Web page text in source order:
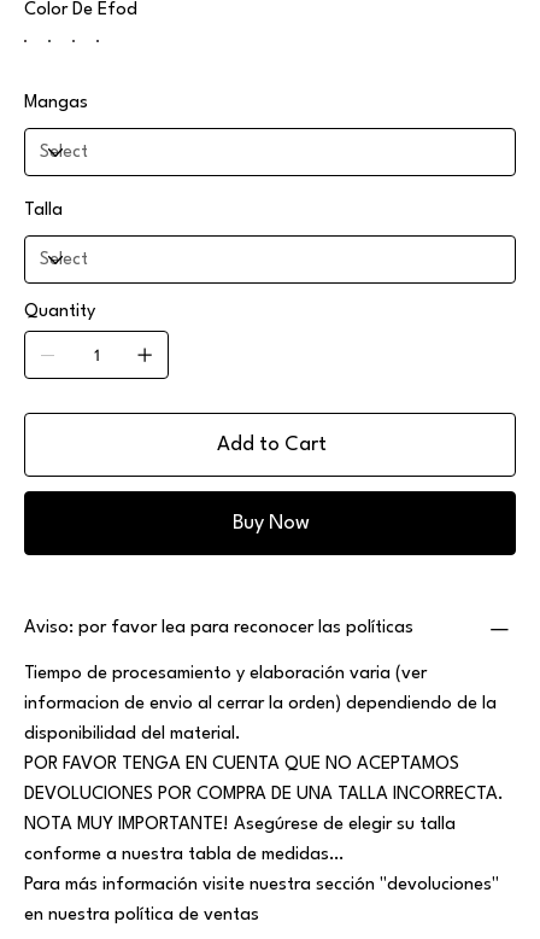
Color De Efod
Mangas
Talla
Quantity
Add to Cart
Buy Now
Aviso: por favor lea para reconocer las políticas
Tiempo de procesamiento y elaboración varia (ver
informacion de envio al cerrar la orden) dependiendo de la
disponibilidad del material.
POR FAVOR TENGA EN CUENTA QUE NO ACEPTAMOS
DEVOLUCIONES POR COMPRA DE UNA TALLA INCORRECTA.
NOTA MUY IMPORTANTE! Asegúrese de elegir su talla
conforme a nuestra tabla de medidas…
Para más información visite nuestra sección "devoluciones"
en nuestra política de ventas